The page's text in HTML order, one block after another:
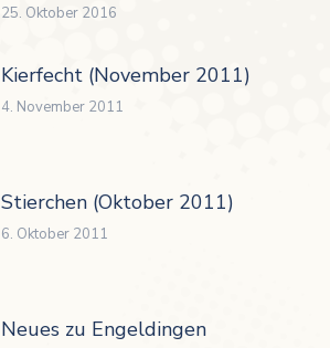
25. Oktober 2016
Kierfecht (November 2011)
4. November 2011
Stierchen (Oktober 2011)
6. Oktober 2011
Neues zu Engeldingen